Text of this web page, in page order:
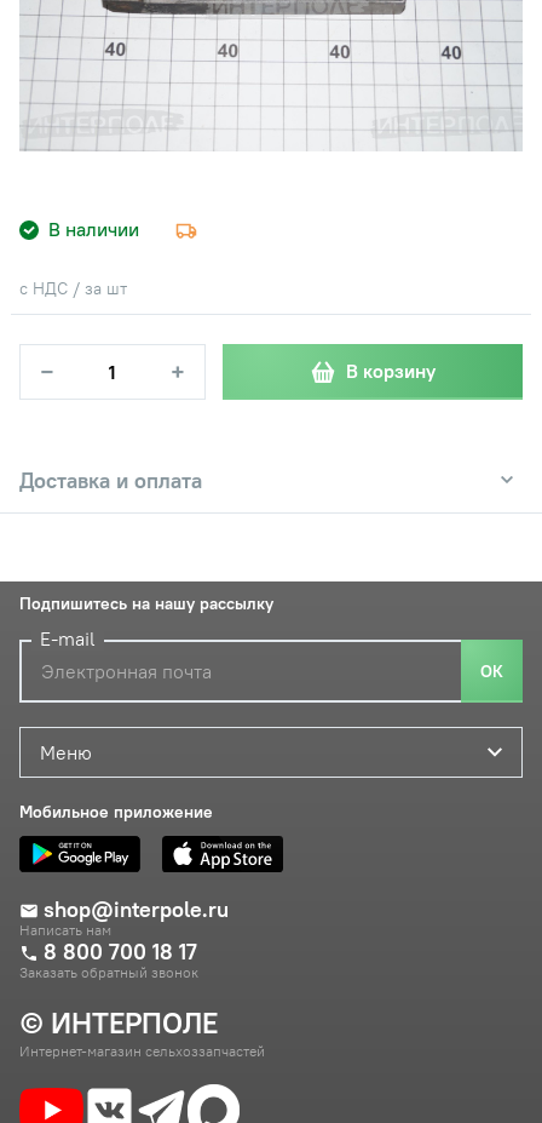
В наличии
с НДС / за шт
− + В корзину
Доставка и оплата
© ИНТЕРПОЛЕ
Интернет-магазин сельхоззапчастей
Меню
Мобильное приложение
shop@interpole.ru
Написать нам
8 800 700 18 17
Заказать обратный звонок
Подпишитесь на нашу рассылку
E-mail
ОК